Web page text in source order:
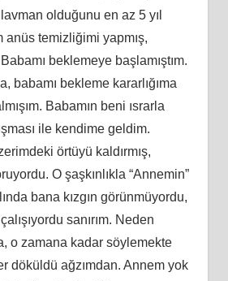
olduğunu en az 5 yıl
anüs temizliğimi yapmış,
beklemeye başlamıştım.
babamı bekleme kararlığıma
Babamın beni ısrarla
ile kendime geldim.
örtüyü kaldırmış,
O şaşkınlıkla “Annemin”
bana kızgın görünmüyordu,
sanırım. Neden
o zamana kadar söylemekte
döküldü ağzımdan. Annem yok